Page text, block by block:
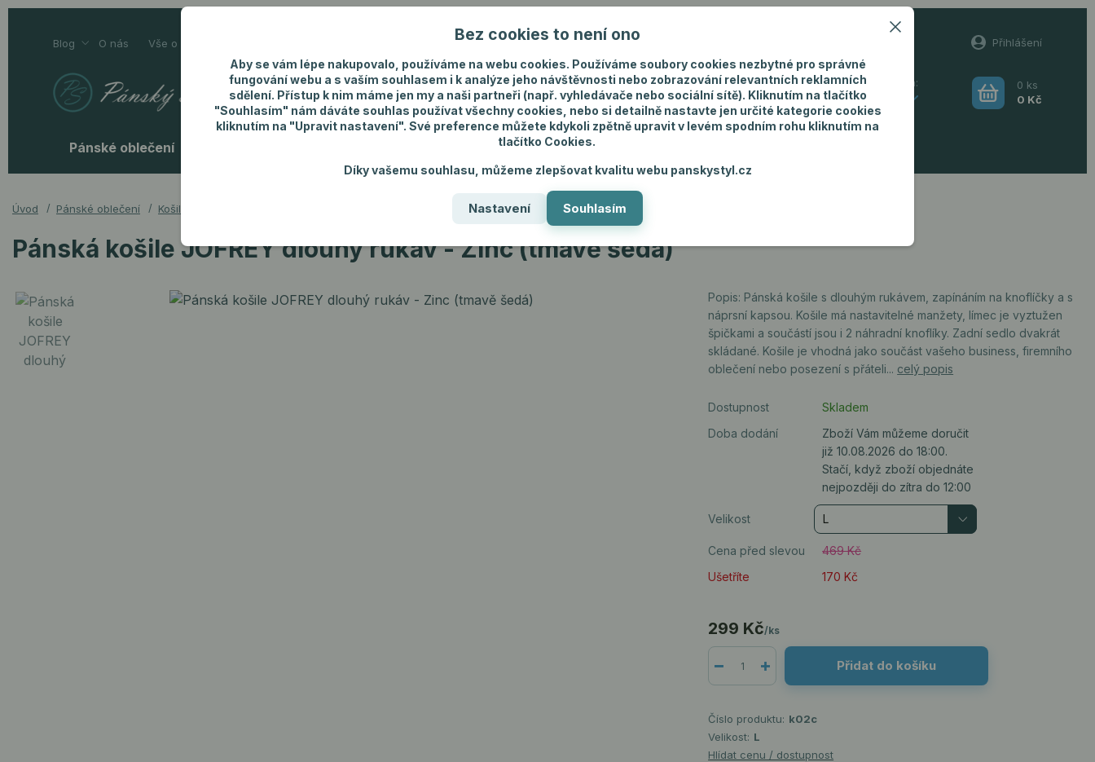
Blog O nás Vše o nákupu Nevíte si rady? Zavolejte. +420 731 292 460 Přihlášení
Hledat
0 ks
0 Kč
Pánské oblečení Pánské šperky
Úvod Pánské oblečení Košile Pánská košile JOFREY dlouhý rukáv - Zinc (tmavě šedá)
Pánská košile JOFREY dlouhý rukáv - Zinc (tmavě šedá)
Popis: Pánská košile s dlouhým rukávem, zapínáním na knoflíčky a s
náprsní kapsou. Košile má nastavitelné manžety, límec je vyztužen
špičkami a součástí jsou i 2 náhradní knoflíky. Zadní sedlo dvakrát
skládané. Košile je vhodná jako součást vašeho business, firemního
oblečení nebo posezení s přáteli... celý popis
Dostupnost
Skladem
Doba dodání
Zboží Vám můžeme doručit
již 10.08.2026 do 18:00.
Stačí, když zboží objednáte
nejpozději do zítra do 12:00
Velikost
Cena před slevou
469 Kč
Ušetříte
170 Kč
299 Kč/ks
Přidat do košíku
Číslo produktu: k02c
Velikost: L
Hlídat cenu / dostupnost
Bez cookies to není ono
Aby se vám lépe nakupovalo, používáme na webu cookies. Používáme soubory cookies nezbytné pro správné
fungování webu a s vaším souhlasem i k analýze jeho návštěvnosti nebo zobrazování relevantních reklamních
sdělení. Přístup k nim máme jen my a naši partneři (např. vyhledávače nebo sociální sítě). Kliknutím na tlačítko
"Souhlasím" nám dáváte souhlas používat všechny cookies, nebo si detailně nastavte jen určité kategorie cookies
kliknutím na "Upravit nastavení". Své preference můžete kdykoli zpětně upravit v levém spodním rohu kliknutím na
tlačítko Cookies.
Díky vašemu souhlasu, můžeme zlepšovat kvalitu webu panskystyl.cz
Nastavení Souhlasím